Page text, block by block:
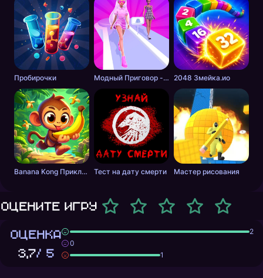
Пробирочки Модный Приговор - Одевалки для Девочек 2048 Змейка.ио
Banana Kong Приключение Тест на дату смерти Мастер рисования
Оцените игру
ОЦЕНКА
3,7/ 5
2
0
1